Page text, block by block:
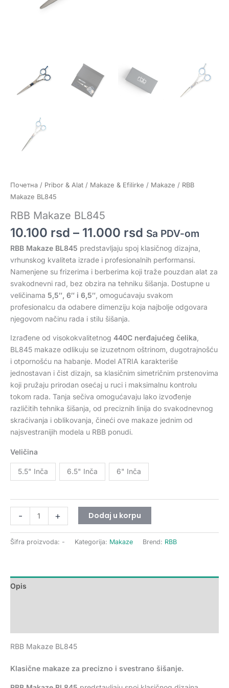
Почетна / Pribor & Alat / Makaze & Efilirke / Makaze / RBB
Makaze BL845
RBB Makaze BL845
10.100 rsd – 11.000 rsd Sa PDV-om
RBB Makaze BL845 predstavljaju spoj klasičnog dizajna,
vrhunskog kvaliteta izrade i profesionalnih performansi.
Namenjene su frizerima i berberima koji traže pouzdan alat za
svakodnevni rad, bez obzira na tehniku šišanja. Dostupne u
veličinama 5,5″, 6″ i 6,5″ , omogućavaju svakom
profesionalcu da odabere dimenziju koja najbolje odgovara
njegovom načinu rada i stilu šišanja.
Izrađene od visokokvalitetnog 440C nerđajućeg čelika
BL845 makaze odlikuju se izuzetnom oštrinom, dugotrajnošću
i otpornošću na habanje. Model ATRIA karakteriše
jednostavan i čist dizajn, sa klasičnim simetričnim prstenovima
koji pružaju prirodan osećaj u ruci i maksimalnu kontrolu
tokom rada. Tanja sečiva omogućavaju lako izvođenje
različitih tehnika šišanja, od preciznih linija do svakodnevnog
skraćivanja i oblikovanja, čineći ove makaze jednim od
najsvestranijih modela u RBB ponudi.
Veličina
5.5" Inča 6.5" Inča 6" Inča
- + Dodaj u korpu
Šifra proizvoda: - Kategorija: Makaze Brend: RBB
Opis
RBB Makaze BL845
Klasične makaze za precizno i svestrano šišanje.